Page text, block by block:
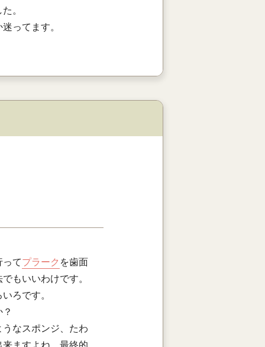
。
ってます。
てプラーク を歯面
もいいわけです。
ろです。
なスポンジ、たわ
ますよね。最終的